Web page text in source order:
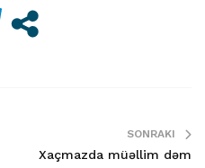
SONRAKI
Xaçmazda müəllim dəm